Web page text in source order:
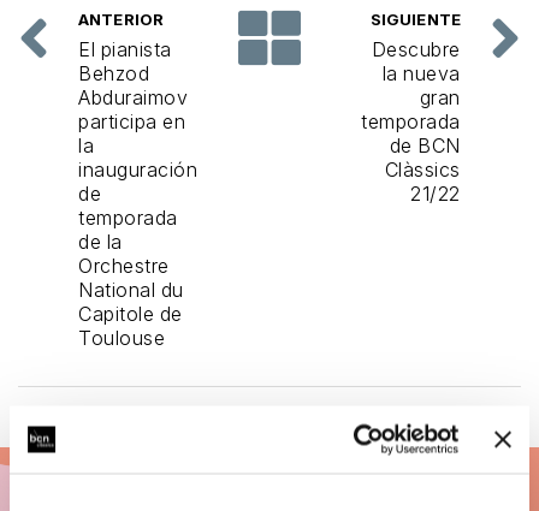
ANTERIOR
El pianista
Behzod
Abduraimov
participa en
la
inauguración
de
temporada
de la
Orchestre
National du
Capitole de
Toulouse
SIGUIENTE
Descubre
la nueva
gran
temporada
de BCN
Clàssics
21/22